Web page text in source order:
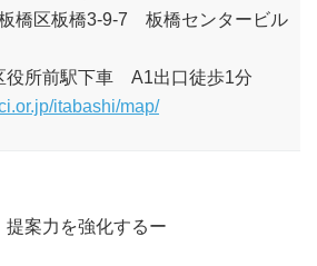
橋区板橋3-9-7 板橋センタービル
所前駅下車 A1出口徒歩1分
itabashi/map/
提案力を強化するー